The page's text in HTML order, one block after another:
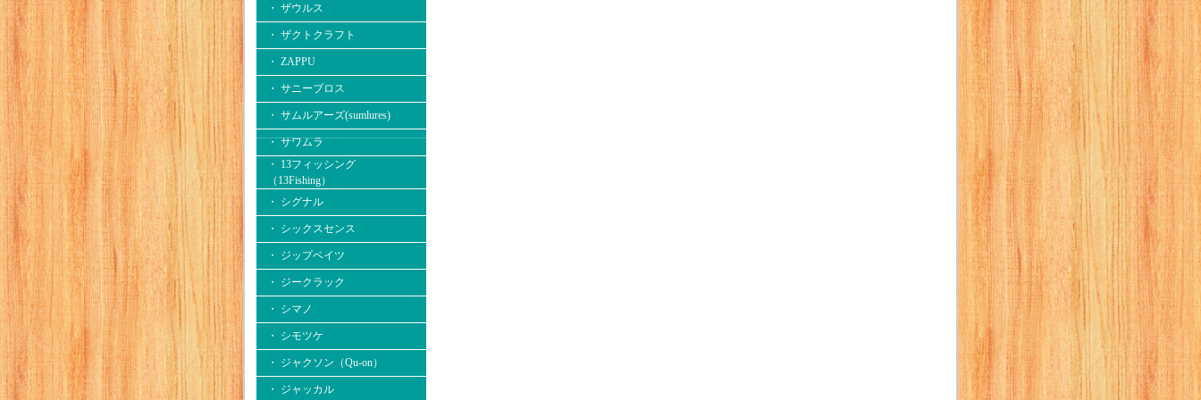
・ ザウルス
・ ザクトクラフト
・ ZAPPU
・ サニーブロス
・ サムルアーズ(sumlures)
・ サワムラ
・ 13フィッシング
（13Fishing）
・ シグナル
・ シックスセンス
・ ジップベイツ
・ ジークラック
・ シマノ
・ シモツケ
・ ジャクソン（Qu-on）
・ ジャッカル